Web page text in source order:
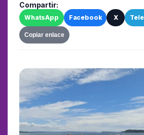
Compartir:
WhatsApp Facebook X
Copiar enlace